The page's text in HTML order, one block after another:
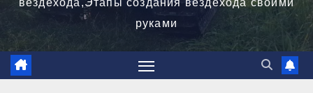
вездехода,Этапы создания вездехода своими
руками